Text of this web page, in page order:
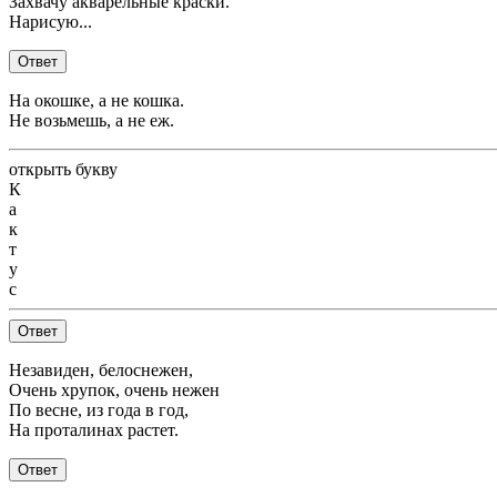
Нарисую...
Ответ
На окошке, а не кошка.
Не возьмешь, а не еж.
открыть букву
К
а
к
т
у
с
Ответ
Незавиден, белоснежен,
Очень хрупок, очень нежен
По весне, из года в год,
На проталинах растет.
Ответ